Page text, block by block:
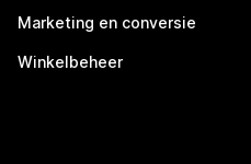
Marketing en conversie
Winkelbeheer